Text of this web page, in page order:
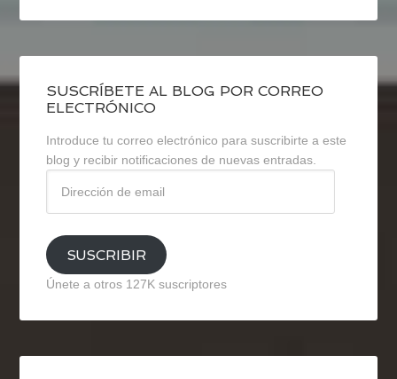
SUSCRÍBETE AL BLOG POR CORREO
ELECTRÓNICO
Introduce tu correo electrónico para suscribirte a este
blog y recibir notificaciones de nuevas entradas.
email
SUSCRIBIR
Únete a otros 127K suscriptores